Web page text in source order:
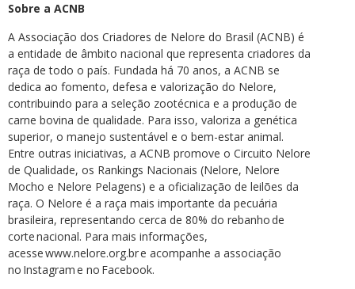
Sobre a ACNB
A Associação dos Criadores de Nelore do Brasil (ACNB) é
a entidade de âmbito nacional que representa criadores da
raça de todo o país. Fundada há 70 anos, a ACNB se
dedica ao fomento, defesa e valorização do Nelore,
contribuindo para a seleção zootécnica e a produção de
carne bovina de qualidade. Para isso, valoriza a genética
superior, o manejo sustentável e o bem-estar animal.
Entre outras iniciativas, a ACNB promove o Circuito Nelore
de Qualidade, os Rankings Nacionais (Nelore, Nelore
Mocho e Nelore Pelagens) e a oficialização de leilões da
raça. O Nelore é a raça mais importante da pecuária
brasileira, representando cerca de 80% do rebanho de
corte nacional. Para mais informações,
acesse www.nelore.org.br e acompanhe a associação
no Instagram e no Facebook.